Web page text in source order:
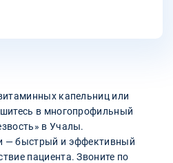
капельниц или
в многопрофильный
в Учалы.
— быстрый и эффективный
пациента. Звоните по